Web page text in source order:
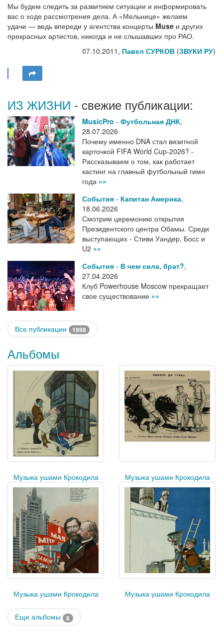
Мы будем следить за развитием ситуации и информировать
вас о ходе рассмотрения дела. А «Мельнице» желаем
удачи — ведь впереди у агентства концерты Muse и других
прекрасных артистов, никогда и не слышавших про РАО.
07.10.2011, Павел СУРКОВ (ЗВУКИ РУ)
ИЗ ЖИЗНИ - свежие публикации:
MusicPro - Футбольная ДНК,
28.07.2026
Почему именно DNA стал визитной
карточкой FIFA World Cup-2026? -
Рассказываем о том, как работает
кастинг на главный футбольный гимн
года »»
События - Капитан Америка,
18.06.2026
Смотрим церемонию открытия
Президентского центра Обамы. Среди
выступающих - Стиви Уандер, Босс и
U2 »»
События - В чем сила, брат?,
27.04.2026
Клуб Powerhouse Moscow прекращает
свое существование »»
Все публикации 1998
Альбомы
Музыка ушами Крокодила Музыка ушами Крокодила
Музыка ушами Крокодила Музыка ушами Крокодила
Еще альбомы 8